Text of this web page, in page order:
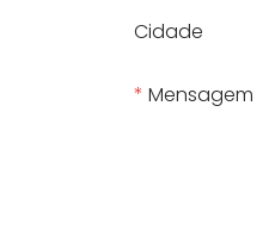
Cidade
Mensagem